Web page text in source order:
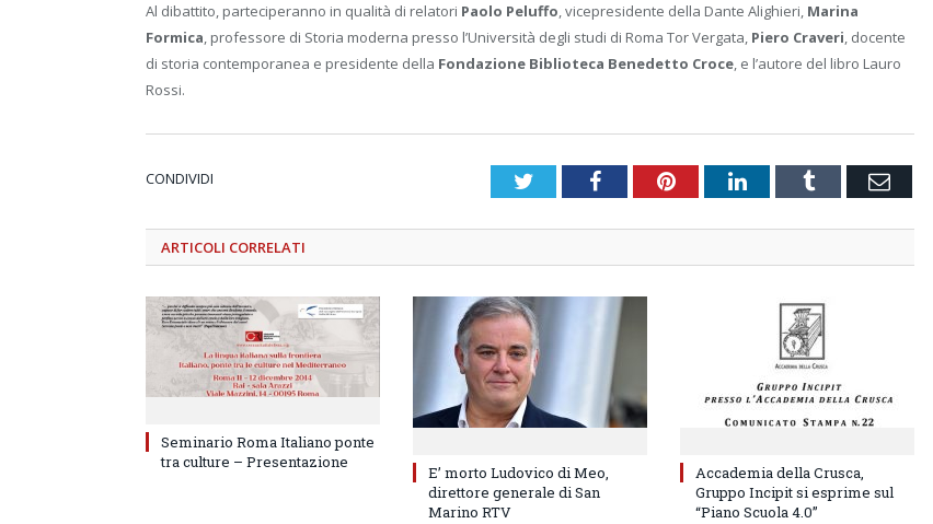
Al dibattito, parteciperanno in qualità di relatori Paolo Peluffo, vicepresidente della Dante Alighieri, Marina
Formica, professore di Storia moderna presso l’Università degli studi di Roma Tor Vergata, Piero Craveri, docente
di storia contemporanea e presidente della Fondazione Biblioteca Benedetto Croce, e l’autore del libro Lauro
Rossi.
CONDIVIDI TwitterFacebookPinterestLinkedInTumblr Email
ARTICOLI CORRELATI
Seminario Roma Italiano ponte
tra culture – Presentazione
E’ morto Ludovico di Meo,
direttore generale di San
Marino RTV
Accademia della Crusca,
Gruppo Incipit si esprime sul
“Piano Scuola 4.0”